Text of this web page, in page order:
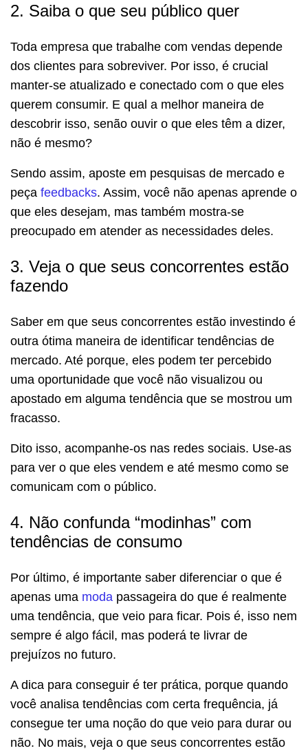
2. Saiba o que seu público quer
Toda empresa que trabalhe com vendas depende
dos clientes para sobreviver. Por isso, é crucial
manter-se atualizado e conectado com o que eles
querem consumir. E qual a melhor maneira de
descobrir isso, senão ouvir o que eles têm a dizer,
não é mesmo?
Sendo assim, aposte em pesquisas de mercado e
peça feedbacks. Assim, você não apenas aprende o
que eles desejam, mas também mostra-se
preocupado em atender as necessidades deles.
3. Veja o que seus concorrentes estão
fazendo
Saber em que seus concorrentes estão investindo é
outra ótima maneira de identificar tendências de
mercado. Até porque, eles podem ter percebido
uma oportunidade que você não visualizou ou
apostado em alguma tendência que se mostrou um
fracasso.
Dito isso, acompanhe-os nas redes sociais. Use-as
para ver o que eles vendem e até mesmo como se
comunicam com o público.
4. Não confunda “modinhas” com
tendências de consumo
Por último, é importante saber diferenciar o que é
apenas uma moda passageira do que é realmente
uma tendência, que veio para ficar. Pois é, isso nem
sempre é algo fácil, mas poderá te livrar de
prejuízos no futuro.
A dica para conseguir é ter prática, porque quando
você analisa tendências com certa frequência, já
consegue ter uma noção do que veio para durar ou
não. No mais, veja o que seus concorrentes estão